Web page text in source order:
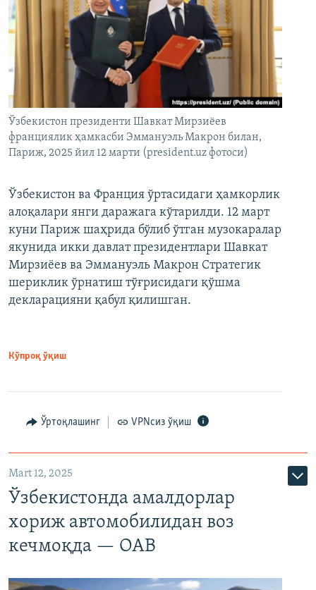
Ўзбекистон президенти Шавкат Мирзиёев
франциялик ҳамкасби Эммануэль Макрон билан,
Париж, 2025 йил 12 марти (president.uz фотоси)
Ўзбекистон ва Франция ўртасидаги ҳамкорлик
алоқалари янги даражага кўтарилди. 12 март
куни Париж шаҳрида бўлиб ўтган музокаралар
якунида икки давлат президентлари Шавкат
Мирзиёев ва Эммануэль Макрон Стратегик
шериклик ўрнатиш тўғрисидаги қўшма
декларацияни қабул қилишган.
Кўпроқ ўқиш
Ўртоқлашинг VPNсиз ўқиш
Mart 12, 2025
Ўзбекистонда амалдорлар
хориж автомобилидан воз
кечмоқда — ОАВ